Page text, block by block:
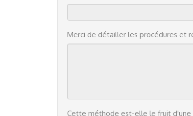
Merci de détailler les procédures et
Cette méthode est-elle le fruit d'une